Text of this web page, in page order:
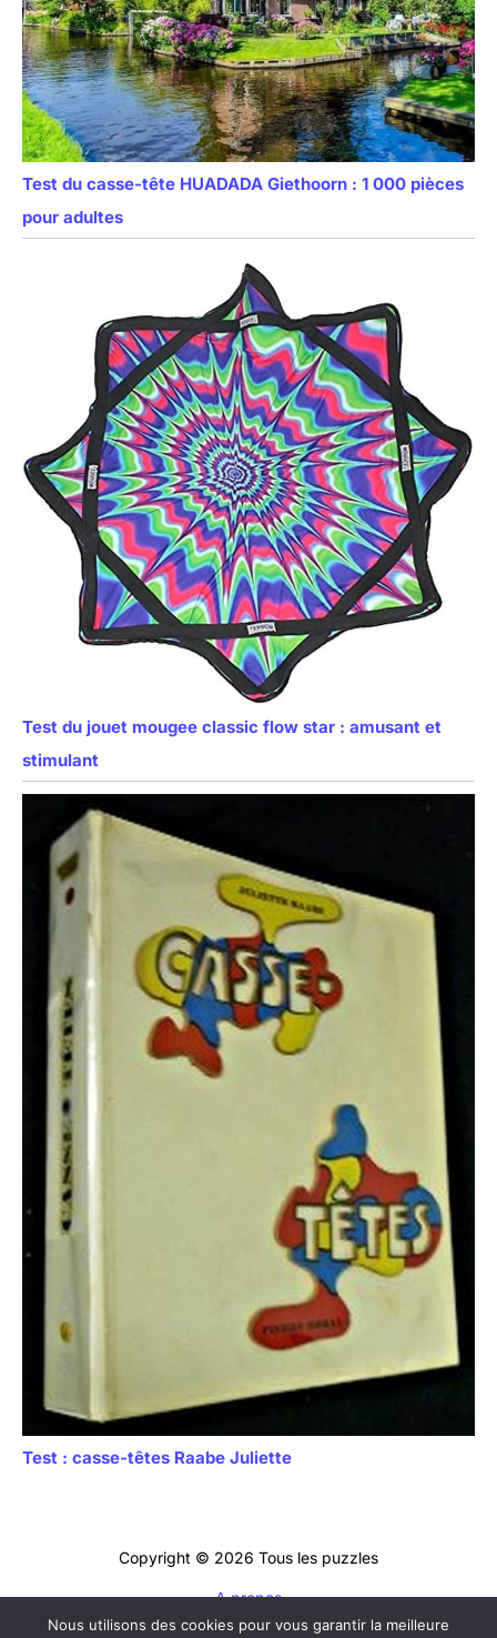
Test du casse-tête HUADADA Giethoorn : 1 000 pièces
pour adultes
Test du jouet mougee classic flow star : amusant et
stimulant
Test : casse-têtes Raabe Juliette
Copyright © 2026 Tous les puzzles
A propos
Contact
Nous utilisons des cookies pour vous garantir la meilleure